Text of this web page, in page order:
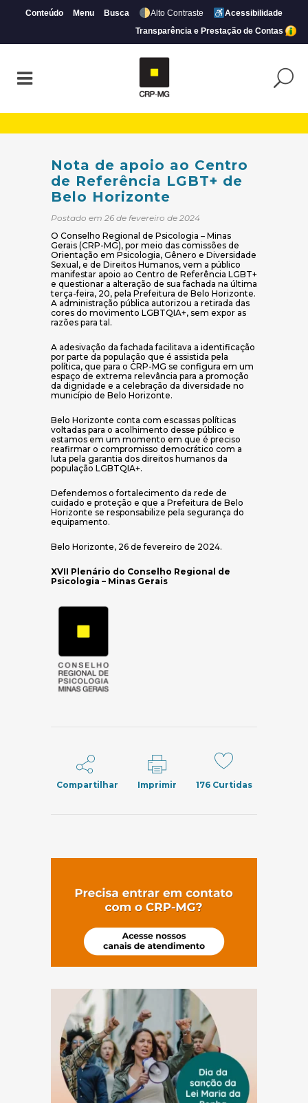
Conteúdo Menu Busca Alto Contraste
Acessibilidade
Transparência e Prestação de Contas
Nota de apoio ao Centro
de Referência LGBT+ de
Belo Horizonte
Postado em 26 de fevereiro de 2024
O Conselho Regional de Psicologia – Minas
Gerais (CRP-MG), por meio das comissões de
Orientação em Psicologia, Gênero e Diversidade
Sexual, e de Direitos Humanos, vem a público
manifestar apoio ao Centro de Referência LGBT+
e questionar a alteração de sua fachada na última
terça-feira, 20, pela Prefeitura de Belo Horizonte.
A administração pública autorizou a retirada das
cores do movimento LGBTQIA+, sem expor as
razões para tal.
A adesivação da fachada facilitava a identificação
por parte da população que é assistida pela
política, que para o CRP-MG se configura em um
espaço de extrema relevância para a promoção
da dignidade e a celebração da diversidade no
município de Belo Horizonte.
Belo Horizonte conta com escassas políticas
voltadas para o acolhimento desse público e
estamos em um momento em que é preciso
reafirmar o compromisso democrático com a
luta pela garantia dos direitos humanos da
população LGBTQIA+.
Defendemos o fortalecimento da rede de
cuidado e proteção e que a Prefeitura de Belo
Horizonte se responsabilize pela segurança do
equipamento.
Belo Horizonte, 26 de fevereiro de 2024.
XVII Plenário do Conselho Regional de
Psicologia – Minas Gerais
Compartilhar Imprimir 176Curtidas